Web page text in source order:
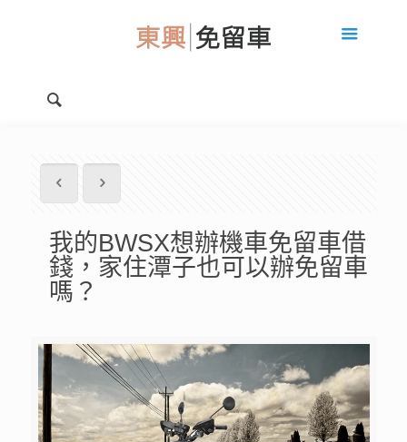
我的BWSX想辦機車免留車借
錢，家住潭子也可以辦免留車
嗎？